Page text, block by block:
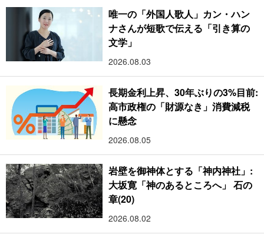
唯一の「外国人歌人」カン・ハン
ナさんが短歌で伝える「引き算の
文学」
2026.08.03
長期金利上昇、30年ぶりの3%目前:
高市政権の「財源なき」消費減税
に懸念
2026.08.05
岩壁を御神体とする「神内神社」:
大坂寛「神のあるところへ」 石の
章(20)
2026.08.02